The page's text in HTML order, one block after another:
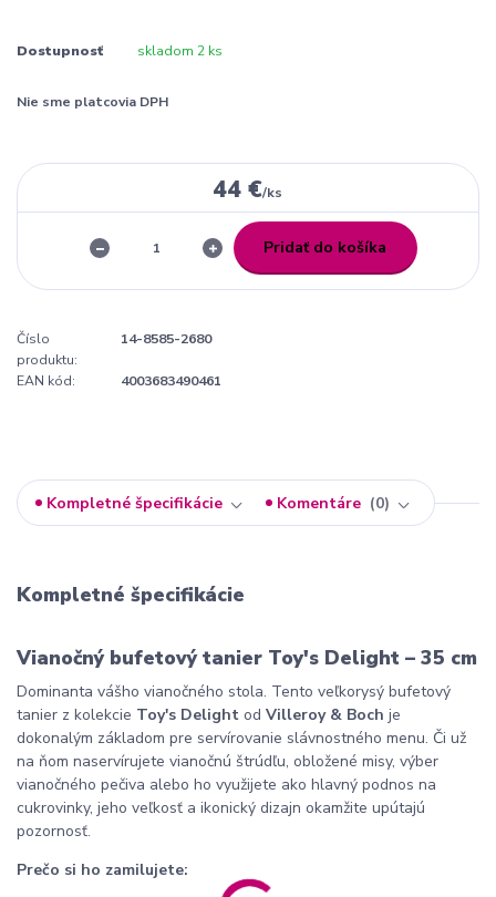
Dostupnosť skladom 2 ks
Nie sme platcovia DPH
44 €/ks
Pridať do košíka
Číslo
produktu:
14-8585-2680
EAN kód: 4003683490461
Kompletné špecifikácie Komentáre 0
Kompletné špecifikácie
Vianočný bufetový tanier Toy's Delight – 35 cm
Dominanta vášho vianočného stola. Tento veľkorysý bufetový
tanier z kolekcie Toy's Delight od Villeroy & Boch je
dokonalým základom pre servírovanie slávnostného menu. Či už
na ňom naservírujete vianočnú štrúdľu, obložené misy, výber
vianočného pečiva alebo ho využijete ako hlavný podnos na
cukrovinky, jeho veľkosť a ikonický dizajn okamžite upútajú
pozornosť.
Prečo si ho zamilujete: